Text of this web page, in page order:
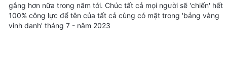
gắng hơn nữa trong năm tới. Chúc tất cả mọi người sẽ 'chiến' hết
100% công lực để tên của tất cả cùng có mặt trong 'bảng vàng
vinh danh' tháng 7 - năm 2023